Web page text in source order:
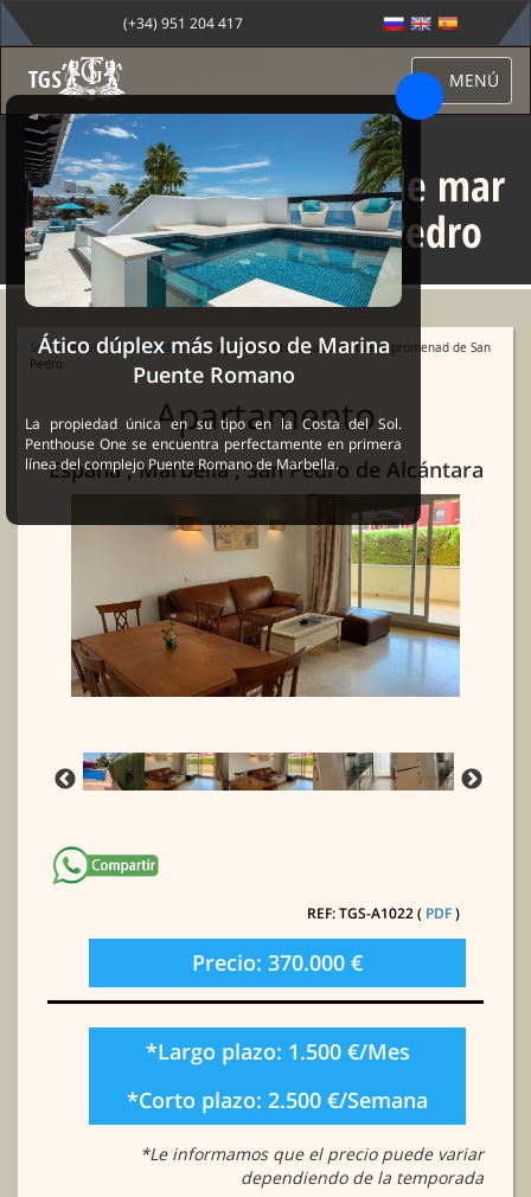
(+34) 951 204 417
MENÚ
Apartamento al lado de mar
y promenad de San Pedro
Sale Marbella →Propiedades→ Apartamento al lado de mar y promenad de San
Pedro
Apartamento
España , Marbella , San Pedro de Alcántara
REF: TGS-A1022 ( PDF)
Precio: 370.000 €
*Largo plazo: 1.500 €/Mes
*Corto plazo: 2.500 €/Semana
*Le informamos que el precio puede variar
dependiendo de la temporada
Ático dúplex más lujoso de Marina
Puente Romano
La propiedad única en su tipo en la Costa del Sol.
Penthouse One se encuentra perfectamente en primera
línea del complejo Puente Romano de Marbella.